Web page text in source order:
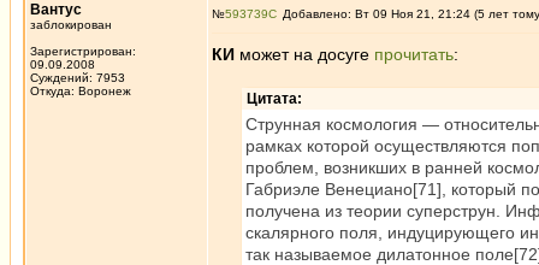
Вантус
заблокирован
Зарегистрирован:
09.09.2008
Суждений: 7953
Откуда: Воронеж
№593739 Добавлено: Вт 09 Ноя 21, 21:24 (5 лет
КИ может на досуге прочитать:
Цитата:
Струнная космология —
рамках которой осуществляются
проблем, возникших в ранней
Габриэле Венециано[71], который
получена из теории суперструн.
скалярного поля, индуцирующего
так называемое дилатонное